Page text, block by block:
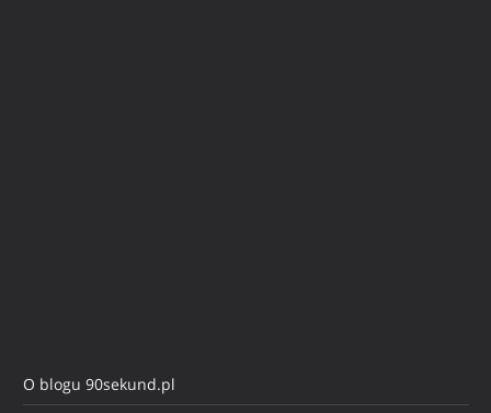
O blogu 90sekund.pl